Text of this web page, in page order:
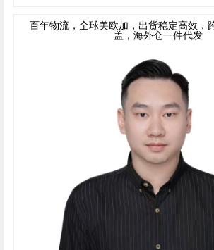
百年物流，全球美欧加，出货稳定高效，
盖，海外仓一件代发